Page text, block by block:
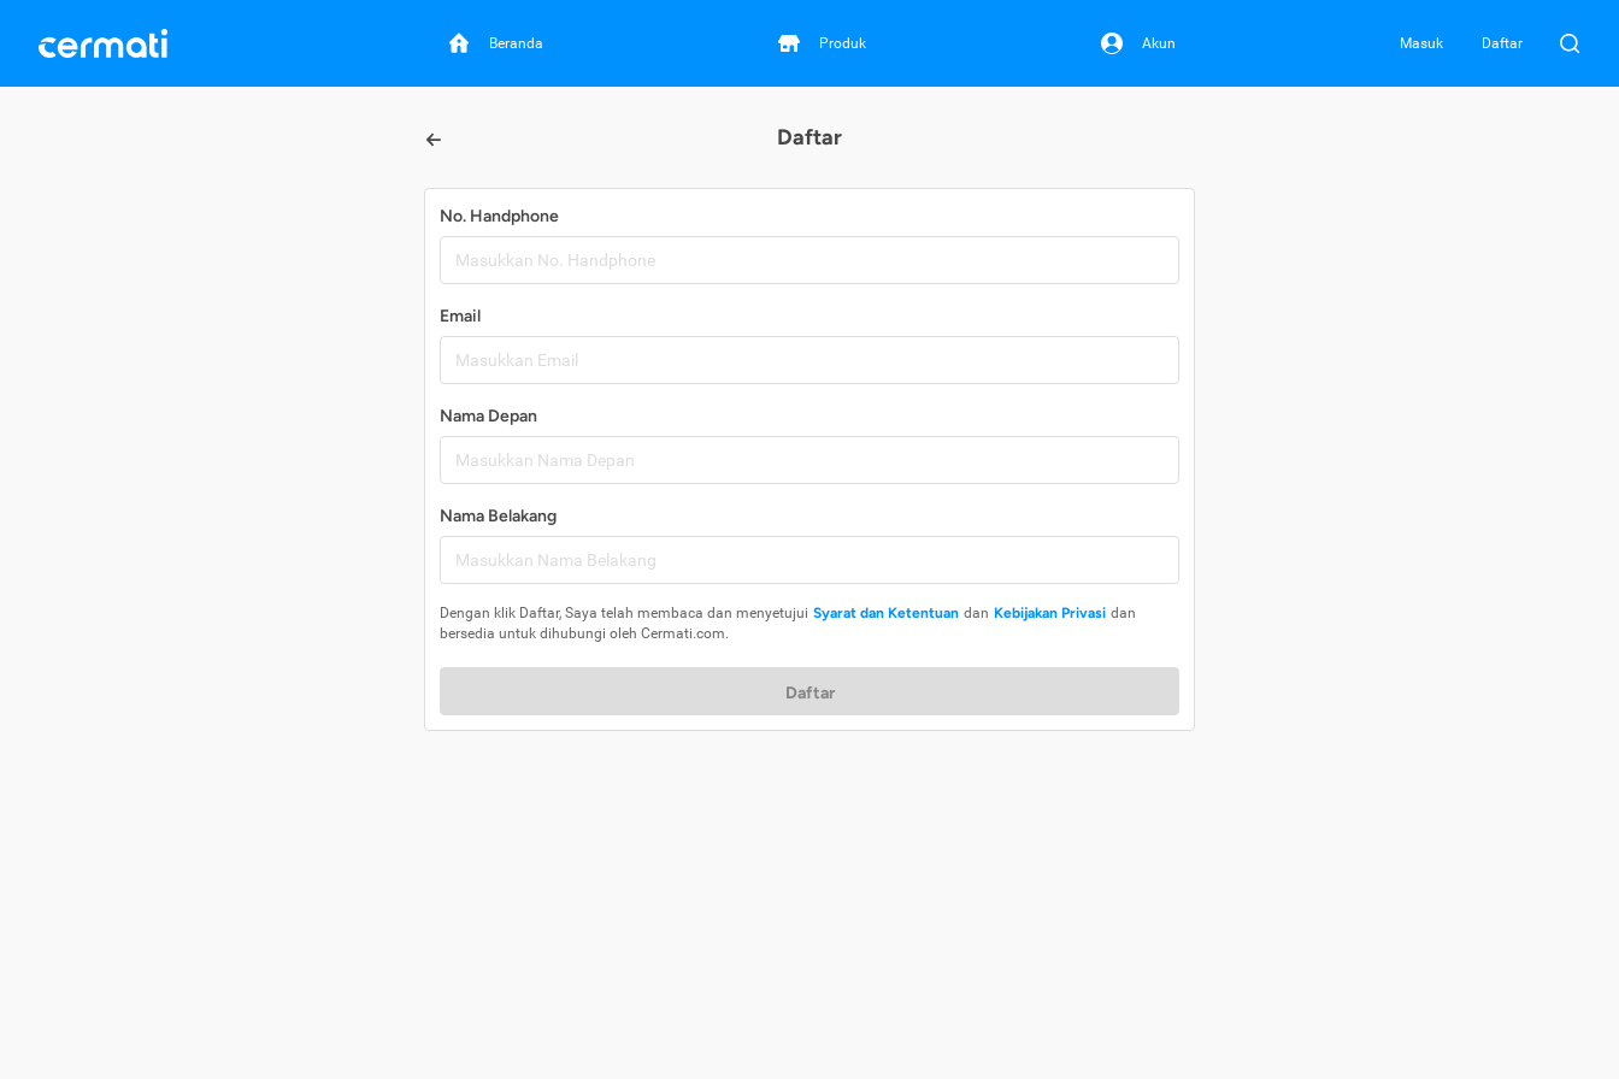
Beranda Produk Akun Masuk Daftar
Daftar
No. Handphone
Email
Nama Depan
Nama Belakang
Dengan klik Daftar, Saya telah membaca dan menyetujui Syarat dan Ketentuan dan Kebijakan Privasi dan
bersedia untuk dihubungi oleh Cermati.com.
Daftar